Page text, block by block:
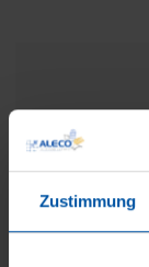
Zustimmung